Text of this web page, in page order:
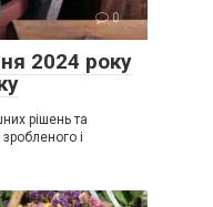
0
2024 року
рішень та
і